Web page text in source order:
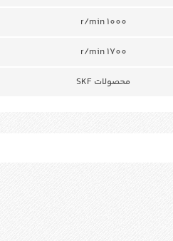
r/min 1000
r/min 1700
محصولات SKF